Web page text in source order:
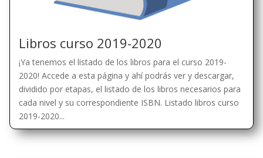
Libros curso 2019-2020
¡Ya tenemos el listado de los libros para el curso 2019-
2020! Accede a esta página y ahí podrás ver y descargar,
dividido por etapas, el listado de los libros necesarios para
cada nivel y su correspondiente ISBN. Listado libros curso
2019-2020...